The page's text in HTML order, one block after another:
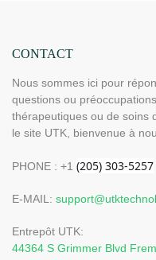
CONTACT
Nous sommes ici pour
questions ou
thérapeutiques ou de soins
le site UTK, bienvenue à
PHONE : +1
E-MAIL:
Entrepôt UTK:
44364 S Grimmer Blvd